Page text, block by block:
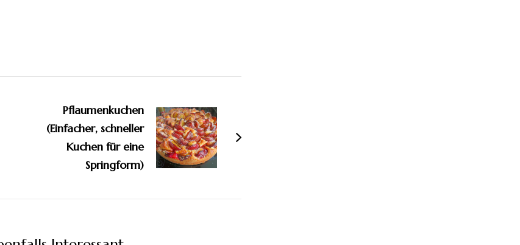
Pflaumenkuchen
(Einfacher, schneller
Kuchen für eine
Springform)